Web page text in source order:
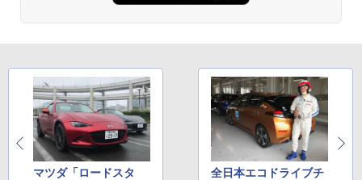
マツダ「ロードスタ
全日本エコドライブチ